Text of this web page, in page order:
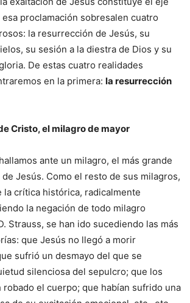
proclamación sobresalen cuatro
la resurrección de Jesús, su
su sesión a la diestra de Dios y su
De estas cuatro realidades
en la primera: la resurrección
Cristo, el milagro de mayor
ante un milagro, el más grande
Jesús. Como el resto de sus milagros,
la crítica histórica, radicalmente
la negación de todo milagro
Strauss, se han ido sucediendo las más
que Jesús no llegó a morir
sufrió un desmayo del que se
silenciosa del sepulcro; que los
el cuerpo; que habían sufrido una